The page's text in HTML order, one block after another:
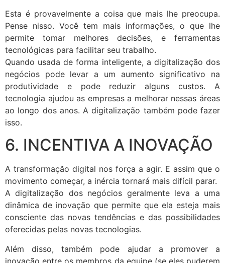
Esta é provavelmente a coisa que mais lhe preocupa.
Pense nisso. Você tem mais informações, o que lhe
permite tomar melhores decisões, e ferramentas
tecnológicas para facilitar seu trabalho.
Quando usada de forma inteligente, a digitalização dos
negócios pode levar a um aumento significativo na
produtividade e pode reduzir alguns custos. A
tecnologia ajudou as empresas a melhorar nessas áreas
ao longo dos anos. A digitalização também pode fazer
isso.
6. INCENTIVA A INOVAÇÃO
A transformação digital nos força a agir. E assim que o
movimento começar, a inércia tornará mais difícil parar.
A digitalização dos negócios geralmente leva a uma
dinâmica de inovação que permite que ela esteja mais
consciente das novas tendências e das possibilidades
oferecidas pelas novas tecnologias.
Além disso, também pode ajudar a promover a
inovação entre os membros da equipe (se eles puderem